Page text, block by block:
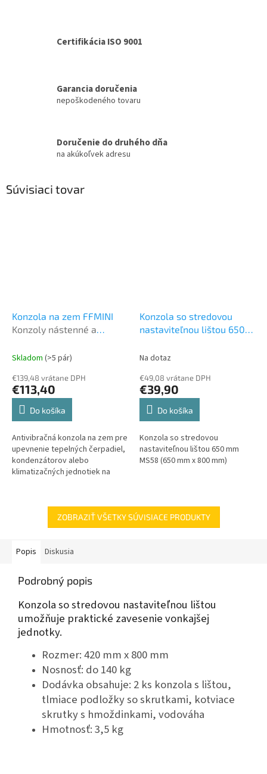
Certifikácia ISO 9001
Garancia doručenia
nepoškodeného tovaru
Doručenie do druhého dňa
na akúkoľvek adresu
Súvisiaci tovar
Konzola na zem FFMINI
Konzoly nástenné a
Skladom (>5 pár)
€139,48 vrátane DPH
€113,40
Do košíka
Antivibračná konzola na zem pre
upevnenie tepelných čerpadiel,
kondenzátorov alebo
klimatizačných jednotiek na
Konzola so stredovou
nastaviteľnou lištou 650
nástenné a strešné
Na dotaz
€49,08 vrátane DPH
€39,90
Do košíka
Konzola so stredovou
nastaviteľnou lištou 650 mm
MS58 (650 mm x 800 mm)
ZOBRAZIŤ VŠETKY SÚVISIACE PRODUKTY
Popis Diskusia
Podrobný popis
Konzola so stredovou nastaviteľnou lištou
umožňuje praktické zavesenie vonkajšej
jednotky.
Rozmer: 420 mm x 800 mm
Nosnosť: do 140 kg
Dodávka obsahuje: 2 ks konzola s lištou,
tlmiace podložky so skrutkami, kotviace
skrutky s hmoždinkami, vodováha
Hmotnosť: 3,5 kg